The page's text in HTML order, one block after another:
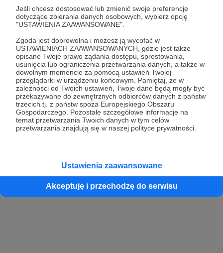
Jeśli chcesz dostosować lub zmienić swoje preferencje
dotyczące zbierania danych osobowych, wybierz opcję
"USTAWIENIA ZAAWANSOWANE".
Zgoda jest dobrowolna i możesz ją wycofać w
USTAWIENIACH ZAAWANSOWANYCH, gdzie jest także
opisane Twoje prawo żądania dostępu, sprostowania,
usunięcia lub ograniczenia przetwarzania danych, a także w
dowolnym momencie za pomocą ustawień Twojej
przeglądarki w urządzeniu końcowym. Pamiętaj, że w
zależności od Twoich ustawień, Twoje dane będą mogły być
przekazywane do zewnętrznych odbiorców danych z państw
trzecich tj. z państw spoza Europejskiego Obszaru
Gospodarczego. Pozostałe szczegółowe informacje na
temat przetwarzania Twoich danych w tym celów
przetwarzania znajdują się w naszej polityce prywatności.
Ustawienia zaawansowane
Akceptuję i przechodzę do serwisu
lub
Kontynuuj z Google
Kontynuuj z Facebook
Kontynuuj z Apple
konta przez osobę niepełnoletnią” dostępny w regulaminie Patronite.pl